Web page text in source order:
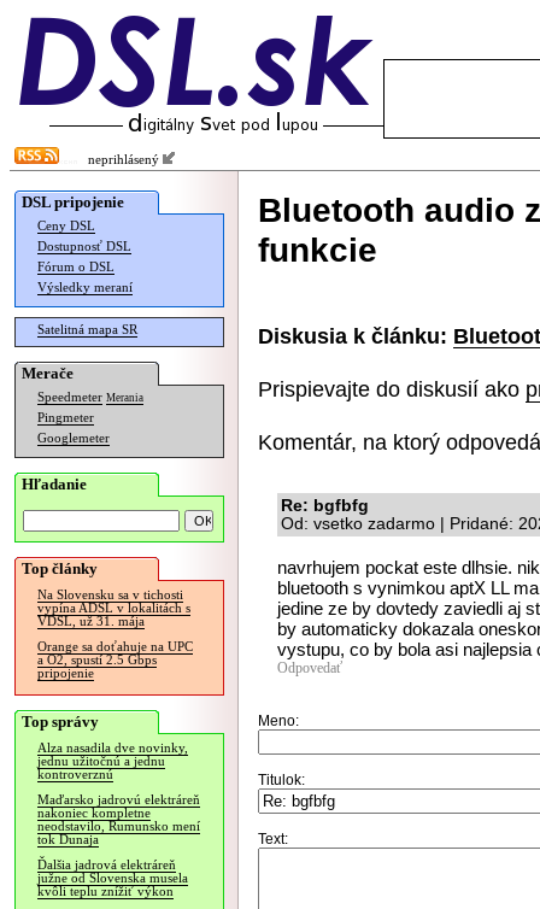
neprihlásený
DSL pripojenie
Ceny DSL
Dostupnosť DSL
Fórum o DSL
Výsledky meraní
Satelitná mapa SR
Merače
Speedmeter Merania
Pingmeter
Googlemeter
Hľadanie
Top články
Na Slovensku sa v tichosti
vypína ADSL v lokalitách s
VDSL, už 31. mája
Orange sa doťahuje na UPC
a O2, spustí 2.5 Gbps
pripojenie
Top správy
Alza nasadila dve novinky,
jednu užitočnú a jednu
kontroverznú
Maďarsko jadrovú elektráreň
nakoniec kompletne
neodstavilo, Rumunsko mení
tok Dunaja
Ďalšia jadrová elektráreň
južne od Slovenska musela
kvôli teplu znížiť výkon
Bluetooth audio
funkcie
Diskusia k článku:
Prispievajte do diskusií ako
Komentár, na ktorý
Re: bgfbfg
Od: vsetko zadarmo | Pridané:
navrhujem pockat este dlhsie.
bluetooth s vynimkou aptX LL
jedine ze by dovtedy zaviedli aj
by automaticky dokazala
vystupu, co by bola asi najlepsia
Odpovedať
Meno:
Titulok:
Text: